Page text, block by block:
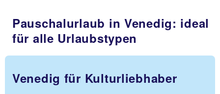
Pauschalurlaub in Venedig: ideal
für alle Urlaubstypen
Venedig für Kulturliebhaber